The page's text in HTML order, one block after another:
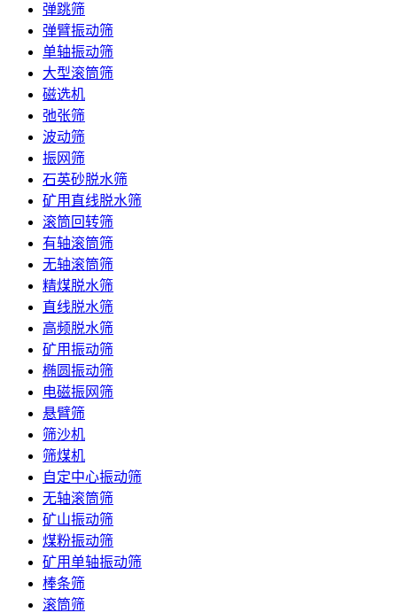
弹跳筛
弹臂振动筛
单轴振动筛
大型滚筒筛
磁选机
弛张筛
波动筛
振网筛
石英砂脱水筛
矿用直线脱水筛
滚筒回转筛
有轴滚筒筛
无轴滚筒筛
精煤脱水筛
直线脱水筛
高频脱水筛
矿用振动筛
椭圆振动筛
电磁振网筛
悬臂筛
筛沙机
筛煤机
自定中心振动筛
无轴滚筒筛
矿山振动筛
煤粉振动筛
矿用单轴振动筛
棒条筛
滚筒筛